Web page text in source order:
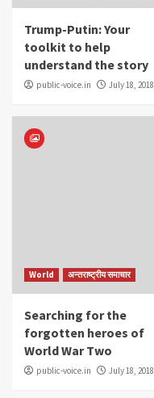
Trump-Putin: Your
toolkit to help
understand the story
public-voice.in July 18, 2018
World अन्तराष्ट्रीय समाचार
Searching for the
forgotten heroes of
World War Two
public-voice.in July 18, 2018